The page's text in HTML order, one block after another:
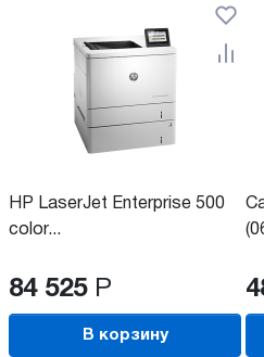
HP LaserJet Enterprise 500
color...
84 525 Р
В корзину